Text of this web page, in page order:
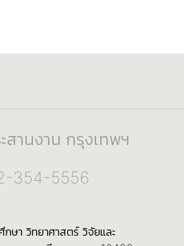
สานงาน กรุงเทพฯ
354-5556
ษา วิทยาศาสตร์ วิจัยและ